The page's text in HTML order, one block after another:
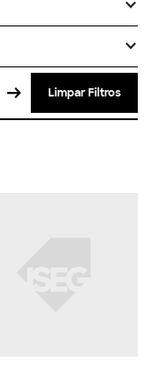
Limpar Filtros